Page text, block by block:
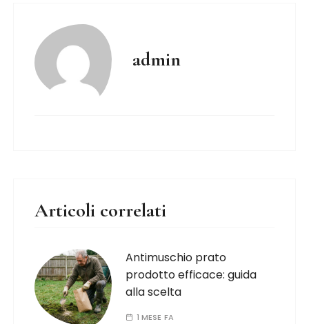
admin
Articoli correlati
Antimuschio prato
prodotto efficace: guida
alla scelta
1 MESE FA